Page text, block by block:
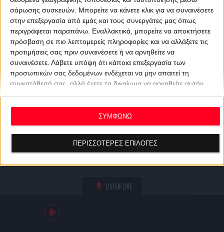
σάρωσης συσκευών. Μπορείτε να κάνετε κλικ για να συναινέσετε
στην επεξεργασία από εμάς και τους συνεργάτες μας όπως
περιγράφεται παραπάνω. Εναλλακτικά, μπορείτε να αποκτήσετε
πρόσβαση σε πιο λεπτομερείς πληροφορίες και να αλλάξετε τις
προτιμήσεις σας πριν συναινέσετε ή να αρνηθείτε να
συναινέσετε. Λάβετε υπόψη ότι κάποια επεξεργασία των
προσωπικών σας δεδομένων ενδέχεται να μην απαιτεί τη
συγκατάθεσή σας, αλλά έχετε το δικαίωμα να αρνηθείτε αυτήν
ανακαλέσετε τη συγκατάθεσή σας ανά πάσα στιγμή
επιστρέφοντας σε αυτόν τον ιστότοπο και κάνοντας κλικ στο
κουμπί "Απορρήτου" στο κάτω μέρος της ιστοσελίδας.
ΠΕΡΙΣΣΟΤΕΡΕΣ ΕΠΙΛΟΓΕΣ
ΣΥΜΦΩΝΩ
LISTEN LIVE